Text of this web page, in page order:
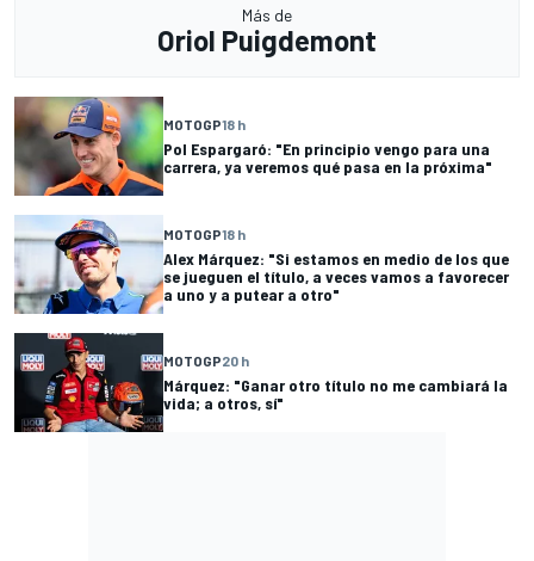
Más de
Oriol Puigdemont
MOTOGP18 h
Pol Espargaró: "En principio vengo para una
carrera, ya veremos qué pasa en la próxima"
MOTOGP18 h
Alex Márquez: "Si estamos en medio de los que
se jueguen el título, a veces vamos a favorecer
a uno y a putear a otro"
MOTOGP20 h
Márquez: "Ganar otro título no me cambiará la
vida; a otros, sí"